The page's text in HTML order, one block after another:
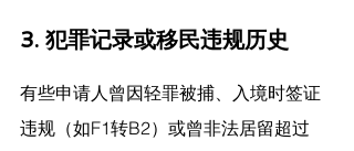
3. 犯罪记录或移民违规历史
有些申请人曾因轻罪被捕、入境时签证
违规（如F1转B2）或曾非法居留超过